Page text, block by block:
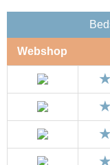
Webshop